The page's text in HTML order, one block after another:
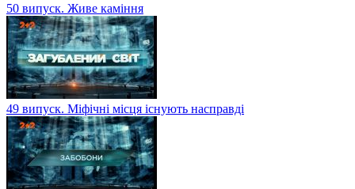
50 випуск. Живе каміння
49 випуск. Міфічні місця існують насправді